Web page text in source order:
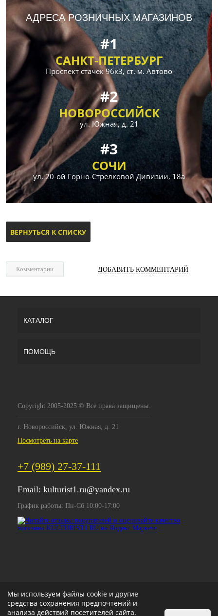
АДРЕСА РОЗНИЧНЫХ МАГАЗИНОВ
#1
САНКТ-ПЕТЕРБУРГ
Проспект стачек 96к3, ст. м. Автово
#2
НОВОРОССИЙСК
ул. Южная, д. 21
#3
СОЧИ
ул. 20-ой Горно-Стрелковой Дивизии, 18а
ВЕРНУТЬСЯ К СПИСКУ
Комментарии ДОБАВИТЬ КОММЕНТАРИЙ
КАТАЛОГ
ПОМОЩЬ
Copyright 2005-2025 © Все права защищены.
г. Новороссийск, ул. Южная, д. 21
Посмотреть на карте
+7 (989) 27-37-111
Email: kulturist1.ru@yandex.ru
График работы: Пн-Сб 10:00-17:00
Мы используем файлы cookie и другие
средства сохранения предпочтений и
анализа действий посетителей сайта.